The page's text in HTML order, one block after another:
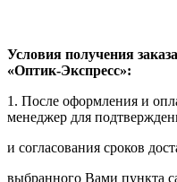
Условия получения
«Оптик-Экспресс»:
1. После оформления и
менеджер для
и согласования сроков
выбранного Вами пункта